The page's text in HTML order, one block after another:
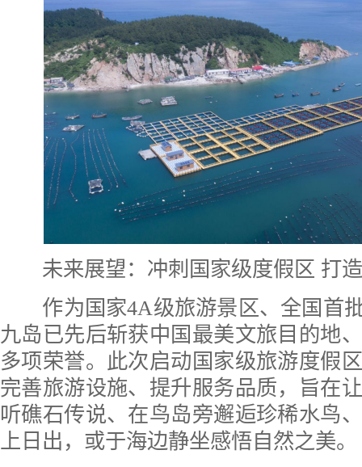
未来展望：冲刺国家级度假区 打造
作为国家4A级旅游景区、全国首批
九岛已先后斩获中国最美文旅目的地
多项荣誉。此次启动国家级旅游度假
完善旅游设施、提升服务品质，旨在
听礁石传说、在鸟岛旁邂逅珍稀水鸟
上日出，或于海边静坐感悟自然之美。